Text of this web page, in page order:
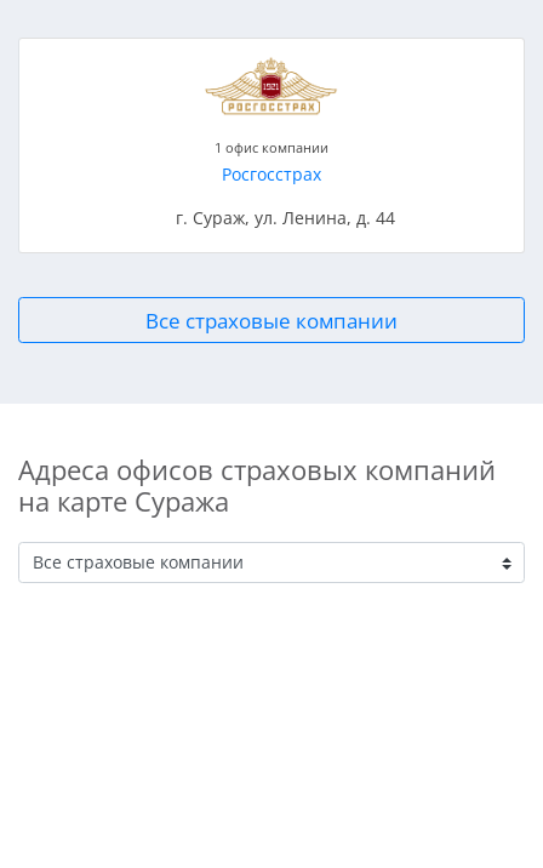
1 офис компании
Росгосстрах
г. Сураж, ул. Ленина, д. 44
Все страховые компании
Адреса офисов страховых компаний
на карте Суража